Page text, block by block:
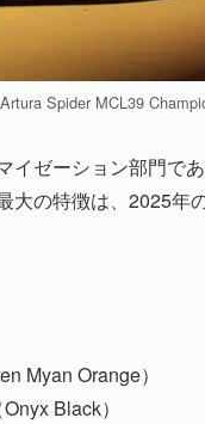
Spider MCL39
イゼーション部門で
大の特徴は、2025年
Myan Orange）
Black）